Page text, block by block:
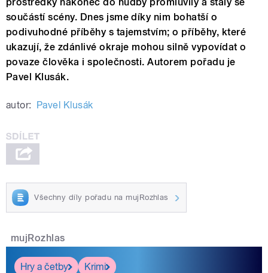
součástí scény. Dnes jsme díky nim bohatší o
podivuhodné příběhy s tajemstvím; o příběhy, které
ukazují, že zdánlivé okraje mohou silně vypovídat o
povaze člověka i společnosti. Autorem pořadu je
Pavel Klusák.
autor: Pavel Klusák
Všechny díly pořadu na mujRozhlas
mujRozhlas
Hry a četby
Krimi